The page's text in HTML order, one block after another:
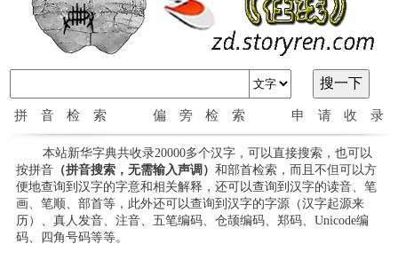
拼音检索 偏旁检索 申请收录
本站新华字典共收录20000多个汉字，可以直接搜索，也可以
按拼音（拼音搜索，无需输入声调） 和部首检索，而且不但可以方
便地查询到汉字的字意和相关解释，还可以查询到汉字的读音、笔
画、笔顺、部首等，此外还可以查询到汉字的字源（汉字起源来
历）、真人发音、注音、五笔编码、仓颉编码、郑码、Unicode编
码、四角号码等等。